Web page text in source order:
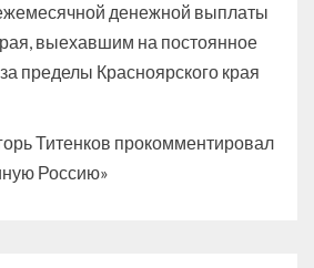
денежной выплаты
выехавшим на постоянное
пределы Красноярского края
Титенков прокомментировал
Россию»